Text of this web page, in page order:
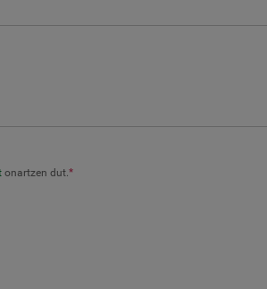
onartzen dut.*